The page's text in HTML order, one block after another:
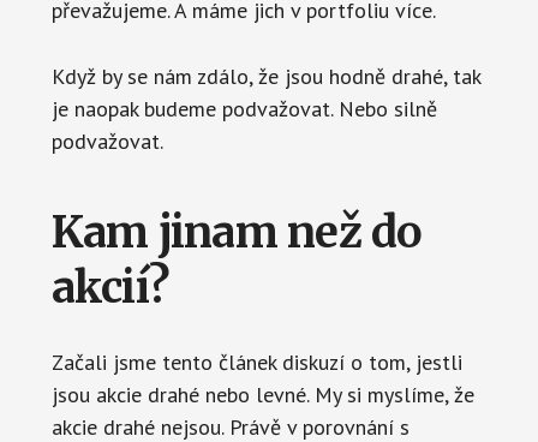
převažujeme. A máme jich v portfoliu více.
Když by se nám zdálo, že jsou hodně drahé, tak
je naopak budeme podvažovat. Nebo silně
podvažovat.
Kam jinam než do
akcií?
Začali jsme tento článek diskuzí o tom, jestli
jsou akcie drahé nebo levné. My si myslíme, že
akcie drahé nejsou. Právě v porovnání s